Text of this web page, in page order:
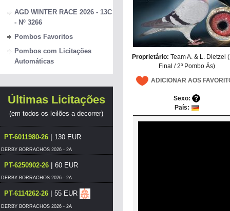
AGD WINTER RACE 2026 - 13C
- Nº 3266
Pombos Favoritos
Pombos com Licitações
Automáticas
Últimas Licitações
(em todos os leilões a decorrer)
PT-6011980-26 | 130 EUR
DERBY BORRACHOS 2026 - 2A
PT-6250902-26 | 60 EUR
DERBY BORRACHOS 2026 - 2A
PT-6114262-26 | 55 EUR
DERBY BORRACHOS 2026 - 2A
Proprietário: Team A. & L. Dietzel
Final / 2º Pombo Ás)
ADICIONAR AOS
Sexo:
País: